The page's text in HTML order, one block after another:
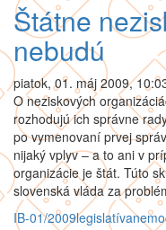
Štátne
nebudú
piatok, 01. máj 2009,
O neziskových
rozhodujú ich správne
po vymenovaní prvej
nijaký vplyv – a to ani v
organizácie je štát. Túto
slovenská vláda za
IB-01/2009legislatíva